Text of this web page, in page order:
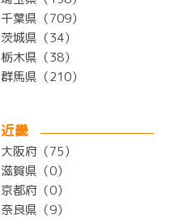
千葉県（709）
茨城県（34）
栃木県（38）
群馬県（210）
近畿
大阪府（75）
滋賀県（0）
京都府（0）
奈良県（9）